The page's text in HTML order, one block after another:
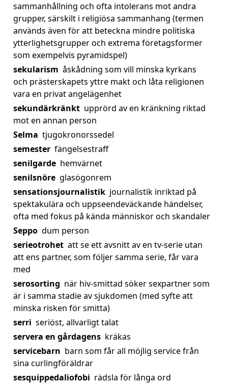
sammanhållning och ofta intolerans mot andra
grupper, särskilt i religiösa sammanhang (termen
används även för att beteckna mindre politiska
ytterlighetsgrupper och extrema företagsformer
som exempelvis pyramidspel)
sekularism åskådning som vill minska kyrkans
och prästerskapets yttre makt och låta religionen
vara en privat angelägenhet
sekundärkränkt upprörd av en kränkning riktad
mot en annan person
Selma tjugokronorssedel
semester fängelsestraff
senilgarde hemvärnet
senilsnöre glasögonrem
sensationsjournalistik journalistik inriktad på
spektakulära och uppseendeväckande händelser,
ofta med fokus på kända människor och skandaler
Seppo dum person
serieotrohet att se ett avsnitt av en tv-serie utan
att ens partner, som följer samma serie, får vara
med
serosorting när hiv-smittad söker sexpartner som
är i samma stadie av sjukdomen (med syfte att
minska risken för smitta)
serri seriöst, allvarligt talat
servera en gårdagens kräkas
servicebarn barn som får all möjlig service från
sina curlingföräldrar
sesquippedaliofobi rädsla för långa ord